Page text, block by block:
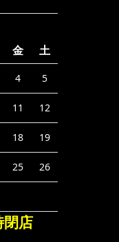
金 土
4 5
11 12
18 19
25 26
閉店